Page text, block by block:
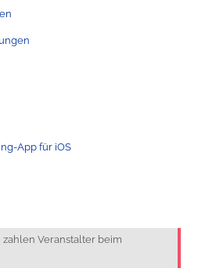
Veranstalter beim